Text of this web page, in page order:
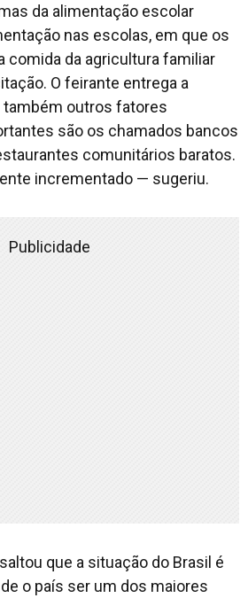
da alimentação escolar
nas escolas, em que os
comida da agricultura familiar
O feirante entrega a
também outros fatores
são os chamados bancos
comunitários baratos.
incrementado — sugeriu.
Publicidade
que a situação do Brasil é
o país ser um dos maiores